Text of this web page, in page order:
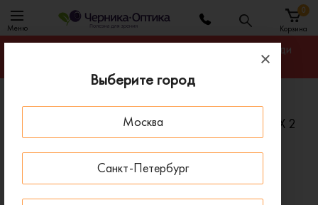
Выберите город
Москва
Санкт-Петербург
Меню Корзина
0
Гарантируем лучшую цену на линзы для очков среди
Главная
Линзы для очков
Прогрессивные фотохромные линзы Essilor Varilux X 2
Прогрессивные фотохромные линзы Essilor Varilux X 2